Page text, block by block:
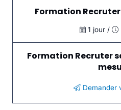
Formation
1 jour /
Formation Recruter
Demander